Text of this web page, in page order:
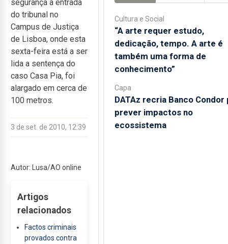
segurança à entrada
do tribunal no
Campus de Justiça
de Lisboa, onde esta
sexta-feira está a ser
lida a sentença do
caso Casa Pia, foi
alargado em cerca de
100 metros.
3 de set. de 2010, 12:39
Autor: Lusa/AO online
Artigos
relacionados
Factos criminais
provados contra
Cultura e Social
“A arte requer estudo,
dedicação, tempo. A arte é
também uma forma de
conhecimento”
Capa
DATAz recria Banco Condor
prever impactos no
ecossistema